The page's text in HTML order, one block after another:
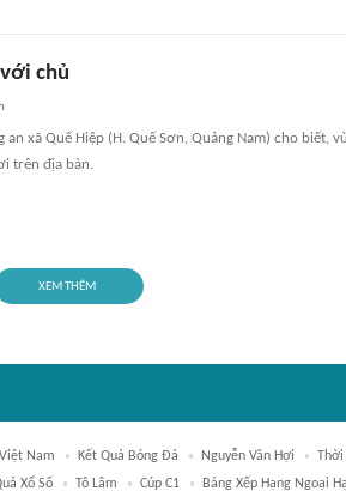
chủ
an xã Quế Hiệp (H. Quế Sơn, Quảng Nam) cho biết,
trên địa bàn.
XEM THÊM
Nam Kết Quả Bóng Đá Nguyễn Văn Hợi Thời
Xổ Số Tô Lâm Cúp C1 Bảng Xếp Hạng Ngoại